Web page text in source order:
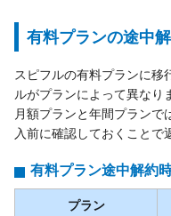
有料プランの途中
スピフルの有料プランに移
ルがプランによって異なり
月額プランと年間プランで
入前に確認しておくことで
有料プラン途中解約
プラン